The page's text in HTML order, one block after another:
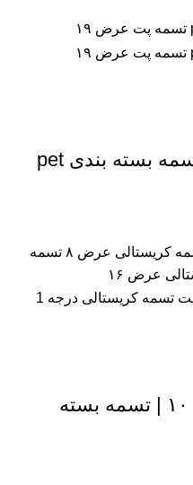
تسمه پت عرض ۱۶ | تسمه بسته بندی pet
تسمه کریستالی عرض ۱۰ | تسمه بسته